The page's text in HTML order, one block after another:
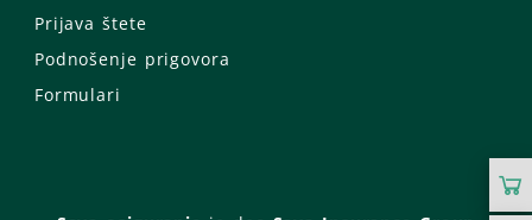
Prijava štete
Podnošenje prigovora
Formulari